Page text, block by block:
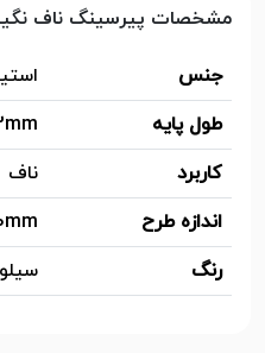
مشخصات پیرسینگ ناف نگین
جنس
طول پایه
کاربرد
ناف
اندازه طرح
رنگ